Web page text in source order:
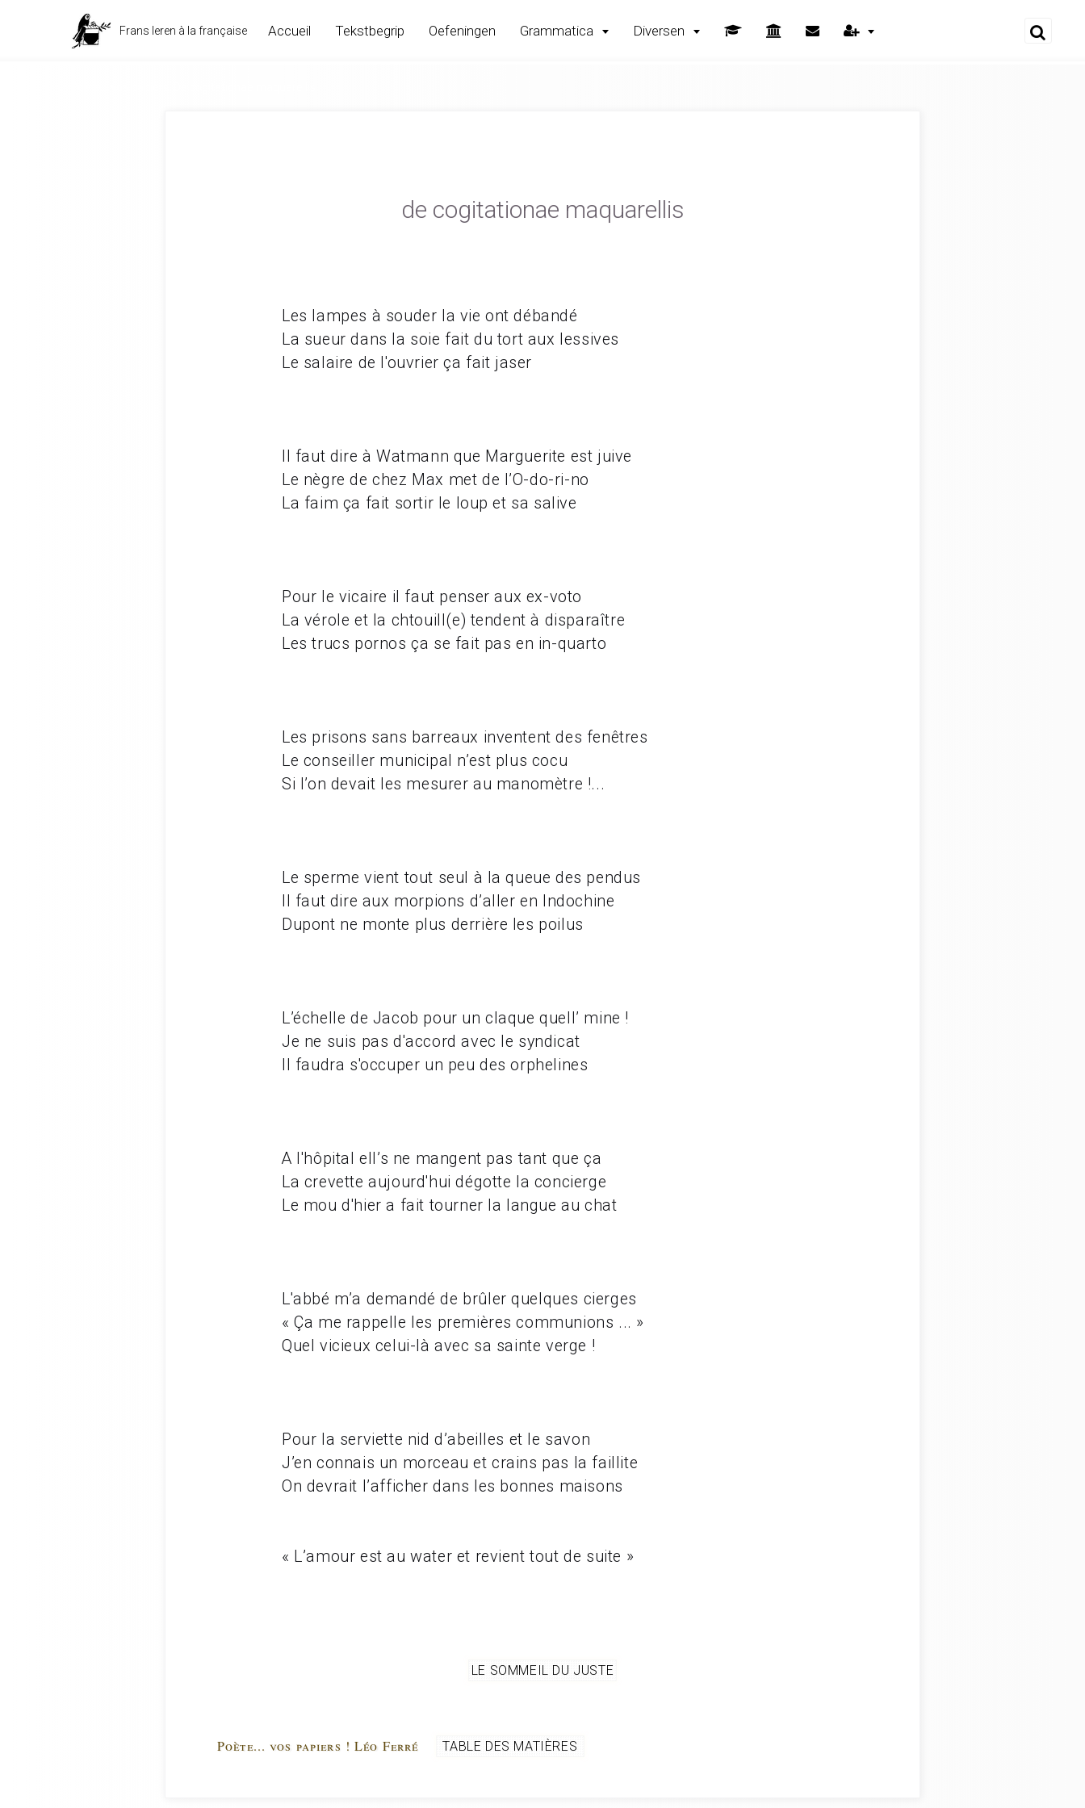
Frans leren à la française Accueil Tekstbegrip Oefeningen Grammatica Diversen
de cogitationae maquarellis
Les lampes à souder la vie ont débandé
La sueur dans la soie fait du tort aux lessives
Le salaire de l'ouvrier ça fait jaser
Il faut dire à Watmann que Marguerite est juive
Le nègre de chez Max met de l’O-do-ri-no
La faim ça fait sortir le loup et sa salive
Pour le vicaire il faut penser aux ex-voto
La vérole et la chtouill(e) tendent à disparaître
Les trucs pornos ça se fait pas en in-quarto
Les prisons sans barreaux inventent des fenêtres
Le conseiller municipal n’est plus cocu
Si l’on devait les mesurer au manomètre !...
Le sperme vient tout seul à la queue des pendus
Il faut dire aux morpions d’aller en Indochine
Dupont ne monte plus derrière les poilus
L’échelle de Jacob pour un claque quell’ mine !
Je ne suis pas d'accord avec le syndicat
Il faudra s'occuper un peu des orphelines
A l'hôpital ell’s ne mangent pas tant que ça
La crevette aujourd'hui dégotte la concierge
Le mou d'hier a fait tourner la langue au chat
L'abbé m’a demandé de brûler quelques cierges
« Ça me rappelle les premières communions ... »
Quel vicieux celui-là avec sa sainte verge !
Pour la serviette nid d’abeilles et le savon
J’en connais un morceau et crains pas la faillite
On devrait l’afficher dans les bonnes maisons
« L’amour est au water et revient tout de suite »
LE SOMMEIL DU JUSTE
Poète... vos papiers ! Léo Ferré TABLE DES MATIÈRES